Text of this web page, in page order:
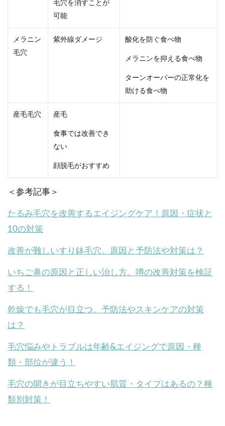
毛穴を消すことが
可能
メラニン
毛穴
紫外線ダメージ 酸化を防ぐ食べ物
メラニンを抑える食べ物
ターンオーバーの正常化を
助ける食べ物
産毛毛穴 産毛
食事では改善でき
ない
顔脱毛がおすすめ
＜参考記事＞
たるみ毛穴を改善するエイジングケア！原因・症状と
10の対策
改善が難しいすり鉢毛穴。原因と予防法や対策は？
いちご鼻の原因と正しい治し方。噂の改善対策を検証
する！
乾燥でも毛穴が目立つ。予防法やスキンケアの対策
は？
毛穴悩みやトラブルは年齢&エイジングで原因・種
類・部位が違う！
毛穴の開きが目立ちやすい肌質・タイプはあるの？種
類別対策！